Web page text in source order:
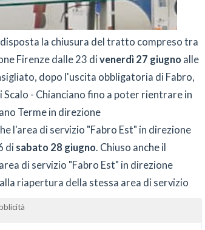
la chiusura del tratto compreso tra
Firenze ⁠dalle 23 di venerdì 27 giugno alle
dopo l'uscita obbligatoria di Fabro,
- Chianciano fino a poter rientrare in
Terme in direzione
l'area di servizio "Fabro Est" in direzione
di sabato 28 giugno. Chiuso anche il
di servizio "Fabro Est" in direzione
riapertura della stessa area di servizio